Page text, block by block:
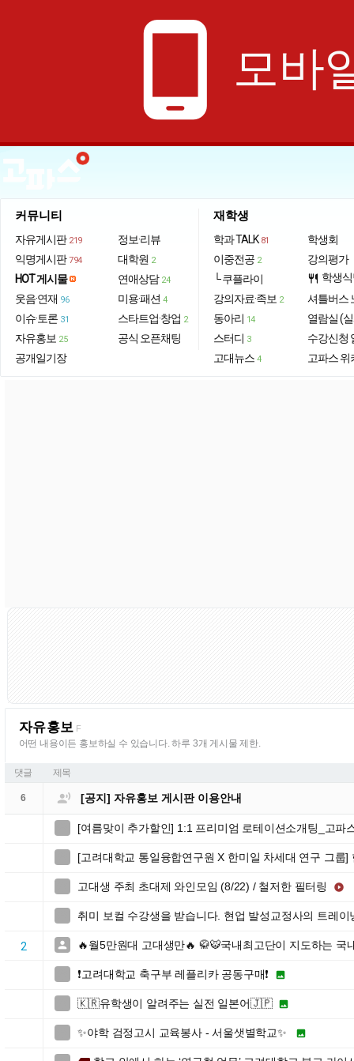
phone_android 모바
커뮤니티
자유게시판 219
익명게시판 794
HOT 게시물
웃음·연재 96
이슈·토론 31
자유홍보 25
공개일기장
정보·리뷰
대학원 2
연애상담 24
미용·패션 4
스타트업·창업 2
공식 오픈채팅
재학생
학과 TALK 81
이중전공 2
└ 쿠플라이
강의자료·족보 2
동아리 14
스터디 3
고대뉴스 4
학생회
강의평가
restaurant 학생
셔틀버스
열람실 (
수강신청
고파스 위
자유홍보 F
어떤 내용이든 홍보하실 수 있습니다. 하루 3개 게시물 제한.
댓글 제목
6  [공지] 자유홍보 게시판 이용안내
[여름맞이 추가할인] 1:1 프리미엄 로테이션소개팅_고파
[고려대학교 통일융합연구원 X 한미일 차세대 연구 그룹
고대생 주최 초대제 와인모임 (8/22) / 철저한 필터링 
취미 보컬 수강생을 받습니다. 현업 발성교정사의 트레이
2  🔥월5만원대 고대생만🔥 🥋🐯국내최고단이 지도하는
❗️고려대학교 축구부 레플리카 공동구매❗️ 
🇰🇷유학생이 알려주는 실전 일본어🇯🇵 
✨야학 검정고시 교육봉사 - 서울샛별학교✨ 